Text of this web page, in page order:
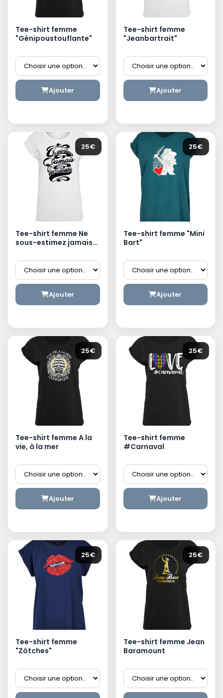
Tee-shirt femme
"Génipoustouflante"
Ajouter
Tee-shirt femme
"Jeanbartrait"
Ajouter
25€
Tee-shirt femme Ne
sous-estimez jamais
Ajouter
25€
Tee-shirt femme "Mini
Bart"
Ajouter
25€
Tee-shirt femme A la
vie, à la mer
Ajouter
25€
Tee-shirt femme
#Carnaval
Ajouter
25€
Tee-shirt femme
"Zôtches"
25€
Tee-shirt femme Jean
Baramount